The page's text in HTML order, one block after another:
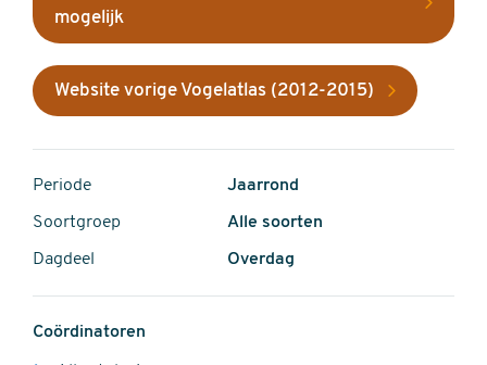
mogelijk
Website vorige Vogelatlas (2012-2015)
Periode Jaarrond
Soortgroep Alle soorten
Dagdeel Overdag
Coördinatoren